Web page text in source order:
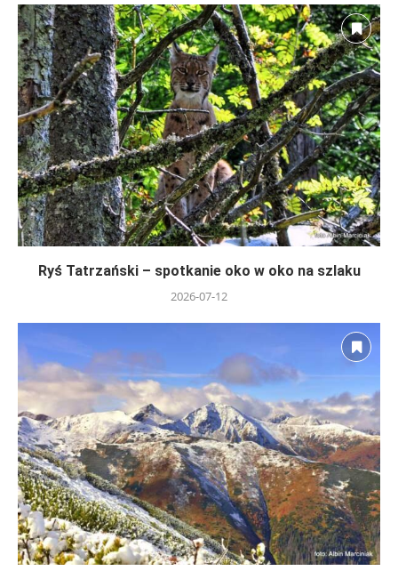
Ryś Tatrzański – spotkanie oko w oko na szlaku
2026-07-12